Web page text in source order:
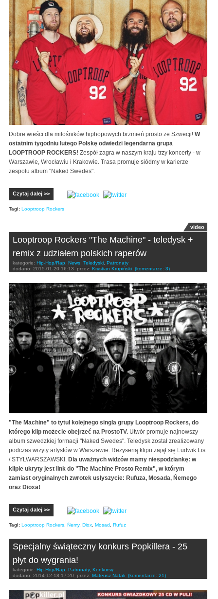
Dobre wieści dla miłośników hiphopowych brzmień prosto ze Szwecji! W
ostatnim tygodniu lutego Polskę odwiedzi legendarna grupa
LOOPTROOP ROCKERS! Zespół zagra w naszym kraju trzy koncerty - w
Warszawie, Wrocławiu i Krakowie. Trasa promuje siódmy w karierze
zespołu album "Naked Swedes".
Czytaj dalej >>
Tagi: Looptroop Rockers
video
Looptroop Rockers "The Machine" - teledysk +
remix z udziałem polskich raperów
kategorie: Hip-Hop/Rap News Teledyski Patronaty
dodano: 2015-01-20 16:13 przez: Krystian Krupiński (komentarze: 3)
"The Machine" to tytuł kolejnego singla grupy Looptroop Rockers, do
którego klip możecie obejrzeć na ProstoTV. Utwór promuje najnowszy
album szwedzkiej formacji "Naked Swedes". Teledysk został zrealizowany
podczas wizyty artystów w Warszawie. Reżyserią klipu zajął się Ludwik Lis
/ STYLWARSZAWSKI. Dla uważnych widzów mamy niespodziankę: w
klipie ukryty jest link do "The Machine Prosto Remix", w którym
zamiast oryginalnych zwrotek usłyszycie: Rufuza, Mosada, Ńemego
oraz Dioxa!
Czytaj dalej >>
Tagi: Looptroop Rockers, Ńemy, Diox, Mosad, Rufuz
Specjalny świąteczny konkurs Popkillera - 25
płyt do wygrania!
kategorie: Hip-Hop/Rap, Patronaty, Konkursy
dodano: 2014-12-18 17:20 przez: Mateusz Natali (komentarze: 21)